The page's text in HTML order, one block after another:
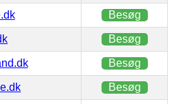
Besøg
Besøg
Besøg
Besøg